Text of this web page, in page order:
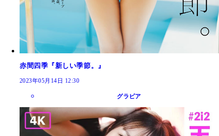
赤間四季『新しい季節。』
2023年05月14日 12:30
グラビア